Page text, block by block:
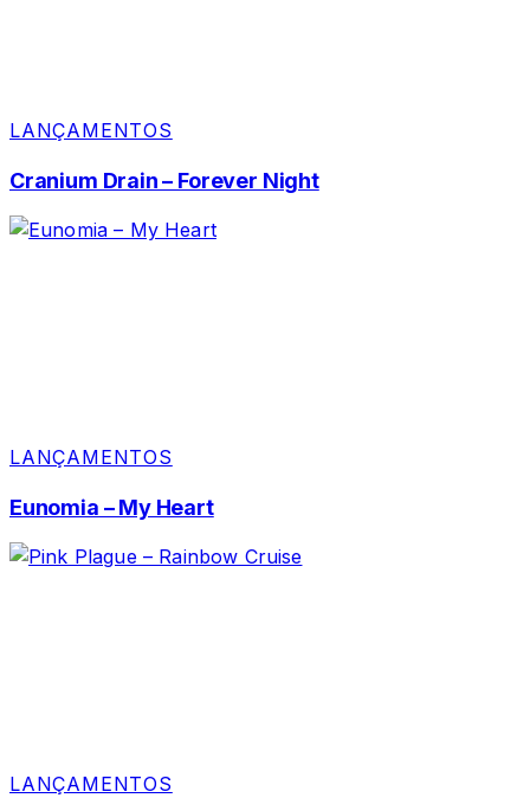
LANÇAMENTOS
Cranium Drain – Forever Night
LANÇAMENTOS
Eunomia – My Heart
LANÇAMENTOS